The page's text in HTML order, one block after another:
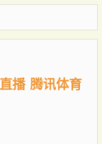
播 腾讯体育